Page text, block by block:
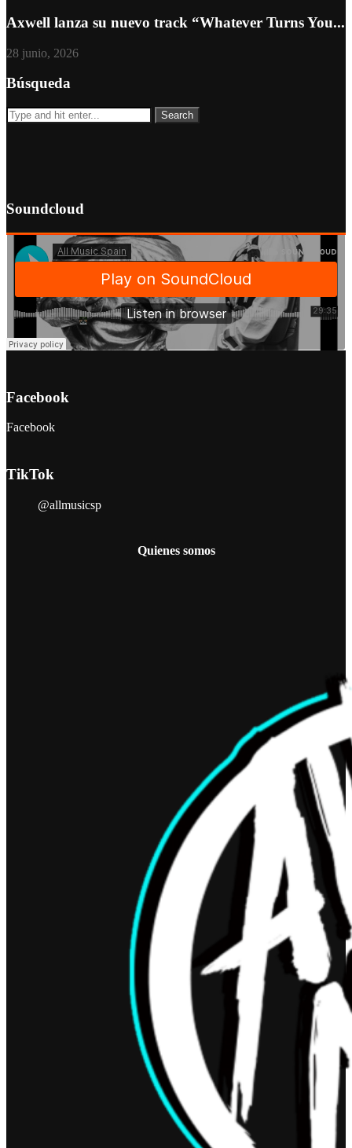
Axwell lanza su nuevo track “Whatever Turns You...
28 junio, 2026
Búsqueda
Soundcloud
Facebook
Facebook
TikTok
@allmusicsp
Quienes somos